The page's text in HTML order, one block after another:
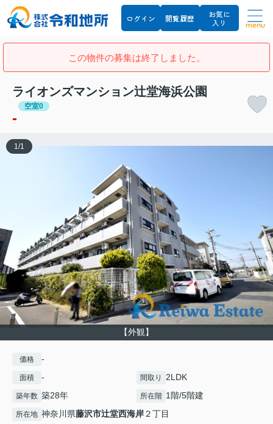
ログイン 閲覧履歴
お気に
入り
menu
この物件の募集は終了しました。
ライオンズマンション辻堂海浜公園
空室0
-
【外観】
1 /1
価格 -
面積 - 間取り 2LDK
築年数 築28年 所在階 1階/5階建
所在地 神奈川県藤沢市辻堂西海岸２丁目